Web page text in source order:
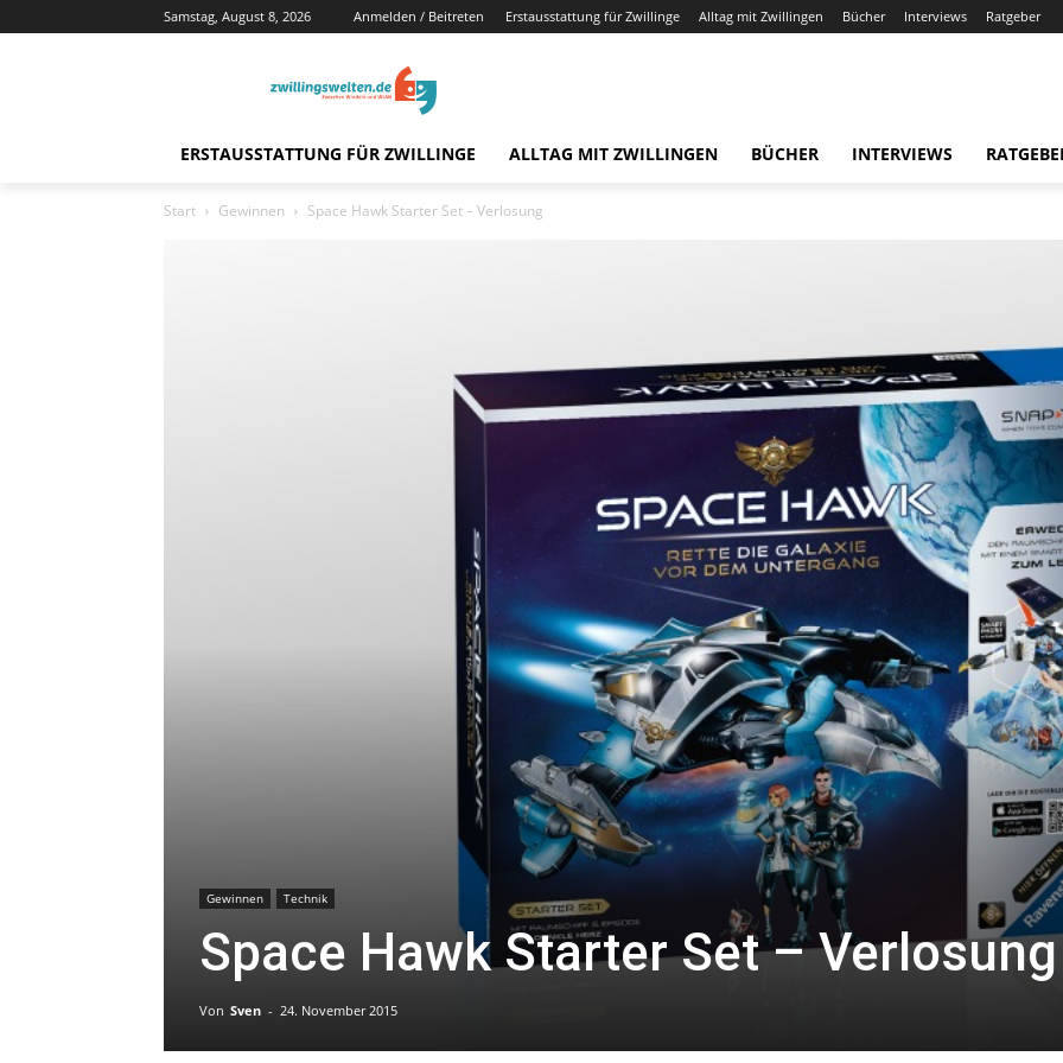
Samstag, August 8, 2026 Anmelden / Beitreten Erstausstattung für Zwillinge Alltag mit Zwillingen Bücher Interviews Ratgeber
ERSTAUSSTATTUNG FÜR ZWILLINGE ALLTAG MIT ZWILLINGEN BÜCHER INTERVIEWS
Start Gewinnen Space Hawk Starter Set – Verlosung
Gewinnen Technik
Space Hawk Starter Set – Verlosung
Von Sven - 24. November 2015